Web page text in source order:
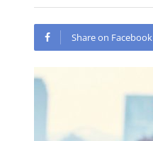
Share on Facebook